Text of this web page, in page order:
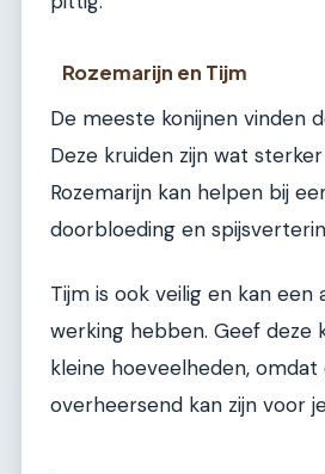
Rozemarijn en Tijm
De meeste konijnen vinden
Deze kruiden zijn wat
Rozemarijn kan helpen bij
doorbloeding en
Tijm is ook veilig en kan
werking hebben. Geef deze
kleine hoeveelheden, omdat
overheersend kan zijn voor